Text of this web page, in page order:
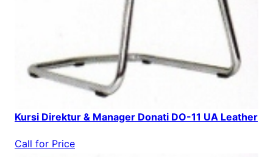
Kursi Direktur & Manager Donati DO-11 UA Leather
Call for Price